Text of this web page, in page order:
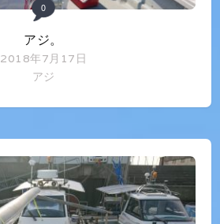
0
アジ。
2018年7月17日
アジ